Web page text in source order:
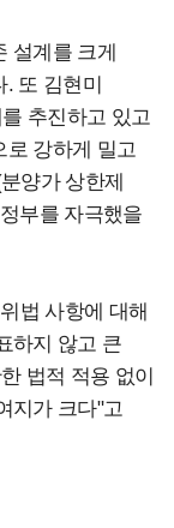
설계를 크게
. 또 김현미
추진하고 있고
로 강하게 밀고
양가 상한제
부를 자극했을
법 사항에 대해
하지 않고 큰
법적 적용 없이
지가 크다"고